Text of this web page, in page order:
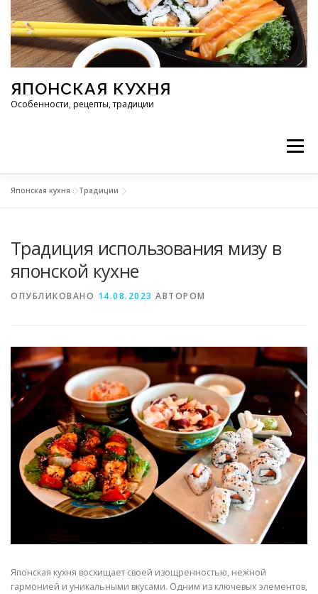
Перейти к содержимому
ЯПОНСКАЯ КУХНЯ
Особенности, рецепты, традиции
Меню
РЕЦЕПТЫ ТРАДИЦИИ СТАТЬИ
Японская кухня »Традиции
Традиция использования мизу в
японской кухне
ОПУБЛИКОВАНО 14.08.2023 АВТОРОМ
Японская кухня восхищает своей изощренностью, нежной
гармонией и уникальными вкусами. Одним из ключевых элементов,